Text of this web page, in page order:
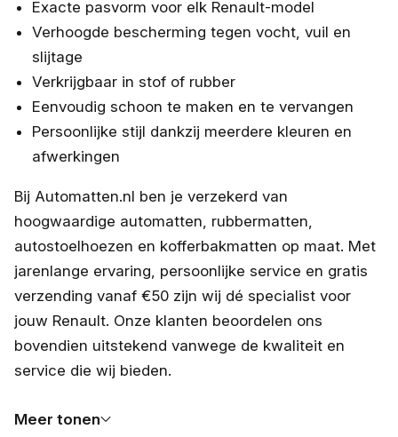
Exacte pasvorm voor elk Renault-model
Verhoogde bescherming tegen vocht, vuil en
slijtage
Verkrijgbaar in stof of rubber
Eenvoudig schoon te maken en te vervangen
Persoonlijke stijl dankzij meerdere kleuren en
afwerkingen
Bij Automatten.nl ben je verzekerd van
hoogwaardige automatten, rubbermatten,
autostoelhoezen en kofferbakmatten op maat. Met
jarenlange ervaring, persoonlijke service en gratis
verzending vanaf €50 zijn wij dé specialist voor
jouw Renault. Onze klanten beoordelen ons
bovendien uitstekend vanwege de kwaliteit en
service die wij bieden.
Meer tonen